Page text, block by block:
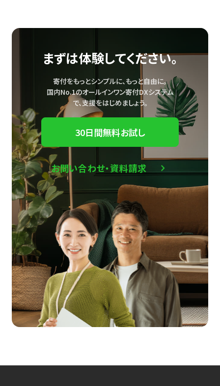
まずは体験してください。
寄付をもっとシンプルに、もっと自由に。
国内No.1のオールインワン寄付DXシステム
で、支援をはじめましょう。
30日間無料お試し
お問い合わせ・資料請求